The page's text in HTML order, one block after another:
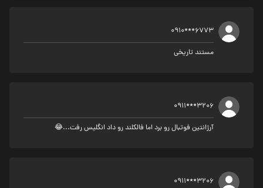
0910***6773
مستند تاریخی
0911***3206
آرژانتین فوتبال رو برد اما فالکلند رو داد انگلیس رفت...😂
0911***3206